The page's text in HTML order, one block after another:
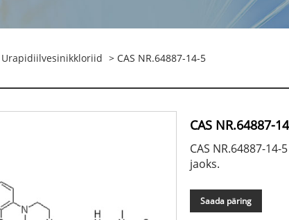
Urapidiilvesinikkloriid > CAS NR.64887-14-5
CAS NR.64887-
CAS NR.64887-
jaoks.
Saada päring